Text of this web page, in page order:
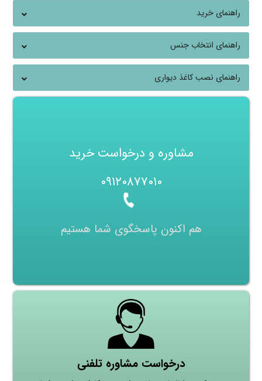
راهنمای خرید
راهنمای انتخاب جنس
راهنمای نصب کاغذ دیواری
مشاوره و درخواست خرید
۰۹۱۲۰۸۷۷۰۱۰
هم اکنون پاسخگوی شما هستیم
درخواست مشاوره تلفنی